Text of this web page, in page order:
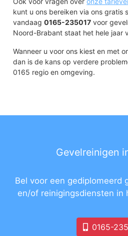
kunt u ons bereiken via ons gratis
vandaag0165-235017 voor
Noord-Brabant staat het hele jaar
Wanneer u voor ons kiest en met
dan is de kans op verdere
0165 regio en omgeving.
Gevelreinigen
Bel voor een gediplomeerd
en/of reinigingsdiensten in
0165-